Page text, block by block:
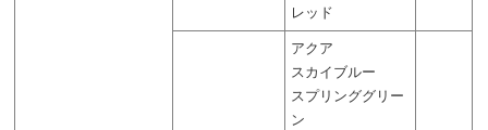
レッド
アクア
スカイブルー
スプリンググリー
ン